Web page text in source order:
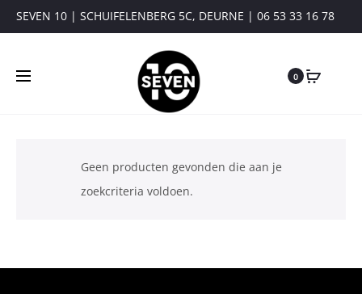
SEVEN 10 | SCHUIFELENBERG 5C, DEURNE | 06 53 33 16 78
0
Geen producten gevonden die aan je
zoekcriteria voldoen.